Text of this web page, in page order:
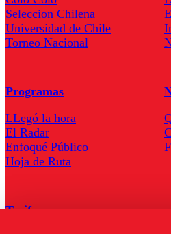
Seleccion Chilena
Universidad de Chile
Torneo Nacional
Programas
LLegó la hora
El Radar
Enfoqué Público
Hoja de Ruta
Tarifas